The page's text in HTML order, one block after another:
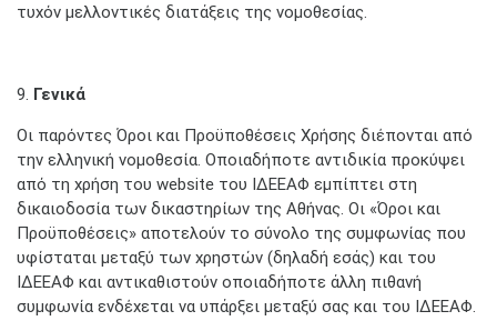
τυχόν μελλοντικές διατάξεις της νομοθεσίας.
9. Γενικά
Οι παρόντες Όροι και Προϋποθέσεις Χρήσης διέπονται από
την ελληνική νομοθεσία. Οποιαδήποτε αντιδικία προκύψει
από τη χρήση του website του ΙΔΕΕΑΦ εμπίπτει στη
δικαιοδοσία των δικαστηρίων της Αθήνας. Οι «Όροι και
Προϋποθέσεις» αποτελούν το σύνολο της συμφωνίας που
υφίσταται μεταξύ των χρηστών (δηλαδή εσάς) και του
ΙΔΕΕΑΦ και αντικαθιστούν οποιαδήποτε άλλη πιθανή
συμφωνία ενδέχεται να υπάρξει μεταξύ σας και του ΙΔΕΕΑΦ.